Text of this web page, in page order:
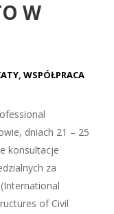
W
, WSPÓŁPRACA
dniach 21 – 25
konsultacje
za
of Civil